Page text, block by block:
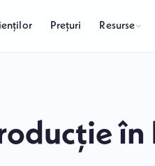
Prețuri Resurse